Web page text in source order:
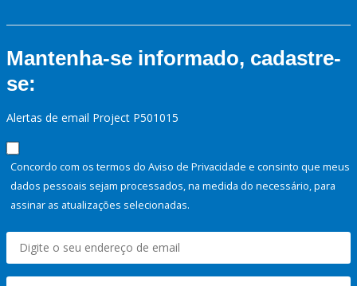
Mantenha-se informado, cadastre-
se:
Alertas de email Project P501015
Concordo com os termos do Aviso de Privacidade e consinto que meus
dados pessoais sejam processados, na medida do necessário, para
assinar as atualizações selecionadas.